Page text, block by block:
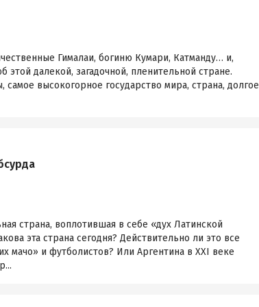
Гималаи, богиню Кумари, Катманду… и,
далекой, загадочной, пленительной стране.
высокогорное государство мира, страна, долгое
страна, воплотившая в себе «дух Латинской
эта страна сегодня? Действительно ли это все
мачо» и футболистов? Или Аргентина в XXI веке